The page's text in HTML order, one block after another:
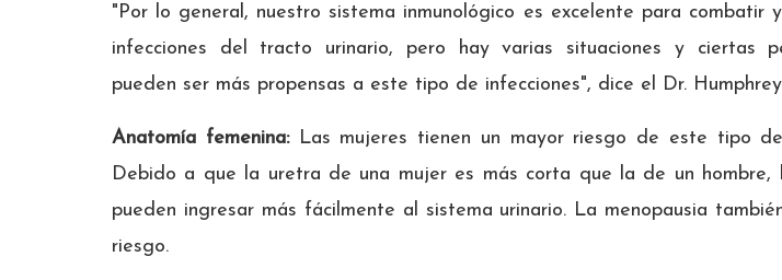
"Por lo general, nuestro sistema inmunológico es excelente para combatir
infecciones del tracto urinario, pero hay varias situaciones y ciertas
pueden ser más propensas a este tipo de infecciones", dice el Dr.
Anatomía femenina:Las mujeres tienen un mayor riesgo de este tipo de
Debido a que la uretra de una mujer es más corta que la de un hombre,
pueden ingresar más fácilmente al sistema urinario. La menopausia
riesgo.